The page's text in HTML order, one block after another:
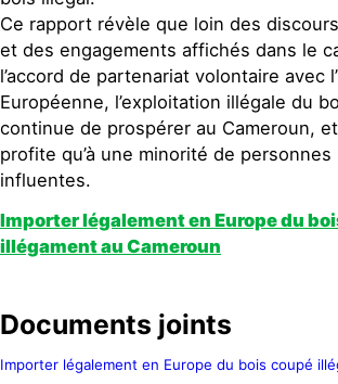
Ce rapport révèle que loin des
et des engagements affichés dans le
l’accord de partenariat volontaire avec
Européenne, l’exploitation illégale du
continue de prospérer au Cameroun,
profite qu’à une minorité de personnes
influentes.
Importer légalement en Europe du
illégament au Cameroun
Documents joints
Importer légalement en Europe du bois coupé